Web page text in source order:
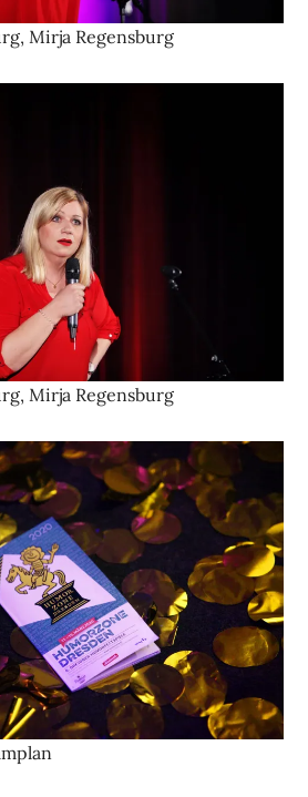
Mirja Regensburg
Mirja Regensburg